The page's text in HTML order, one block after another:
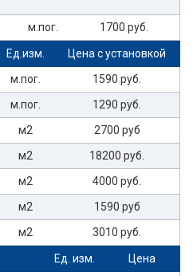
м.пог. 1700 руб.
Ед.изм.
Цена с установкой
м.пог.
1590 руб.
м.пог.
1290 руб.
м2
2700 руб
м2
18200 руб.
м2
4000 руб.
м2
1590 руб
м2 3010 руб.
Ед. изм.
Цена